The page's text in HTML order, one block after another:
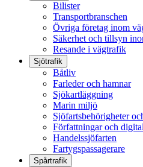
Bilister
Transportbranschen
Övriga företag inom
Säkerhet och tillsyn
Resande i vägtrafik
Sjötrafik
Båtliv
Farleder och hamnar
Sjökartläggning
Marin miljö
Sjöfartsbehörigheter
Författningar och
Handelssjöfarten
Fartygspassagerare
Spårtrafik